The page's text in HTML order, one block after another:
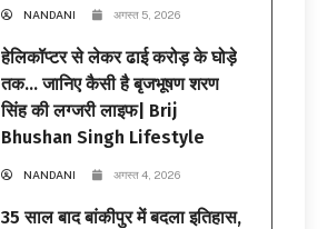
NANDANI अगस्त 5, 2026
हेलिकॉप्टर से लेकर ढाई करोड़ के घोड़े
तक… जानिए कैसी है बृजभूषण शरण
सिंह की लग्जरी लाइफ| Brij
Bhushan Singh Lifestyle
NANDANI अगस्त 4, 2026
35 साल बाद बांकीपुर में बदला इतिहास,